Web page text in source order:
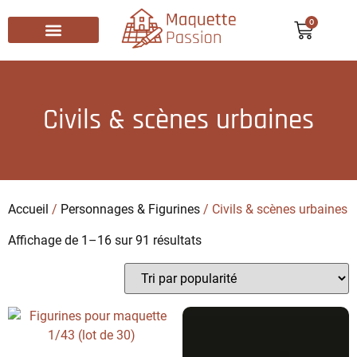
0
Civils & scènes urbaines
Accueil / Personnages & Figurines / Civils & scènes urbaines
Affichage de 1–16 sur 91 résultats